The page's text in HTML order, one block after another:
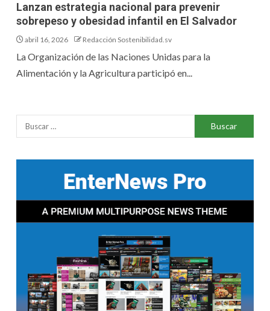
Lanzan estrategia nacional para prevenir
sobrepeso y obesidad infantil en El Salvador
abril 16, 2026 Redacción Sostenibilidad.sv
La Organización de las Naciones Unidas para la
Alimentación y la Agricultura participó en...